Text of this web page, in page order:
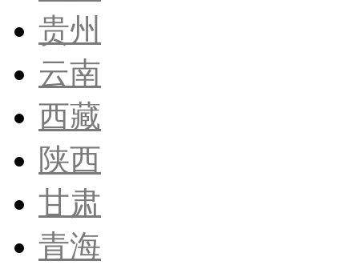
贵州
云南
西藏
陕西
甘肃
青海